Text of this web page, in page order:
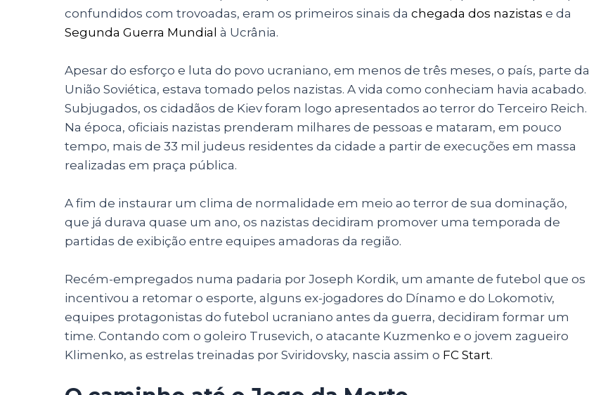
confundidos com trovoadas, eram os primeiros sinais da chegada dos nazistas e da
Segunda Guerra Mundial à Ucrânia.
Apesar do esforço e luta do povo ucraniano, em menos de três meses, o país, parte da
União Soviética, estava tomado pelos nazistas. A vida como conheciam havia acabado.
Subjugados, os cidadãos de Kiev foram logo apresentados ao terror do Terceiro Reich.
Na época, oficiais nazistas prenderam milhares de pessoas e mataram, em pouco
tempo, mais de 33 mil judeus residentes da cidade a partir de execuções em massa
realizadas em praça pública.
A fim de instaurar um clima de normalidade em meio ao terror de sua dominação,
que já durava quase um ano, os nazistas decidiram promover uma temporada de
partidas de exibição entre equipes amadoras da região.
Recém-empregados numa padaria por Joseph Kordik, um amante de futebol que os
incentivou a retomar o esporte, alguns ex-jogadores do Dínamo e do Lokomotiv,
equipes protagonistas do futebol ucraniano antes da guerra, decidiram formar um
time. Contando com o goleiro Trusevich, o atacante Kuzmenko e o jovem zagueiro
Klimenko, as estrelas treinadas por Sviridovsky, nascia assim o FC Start.